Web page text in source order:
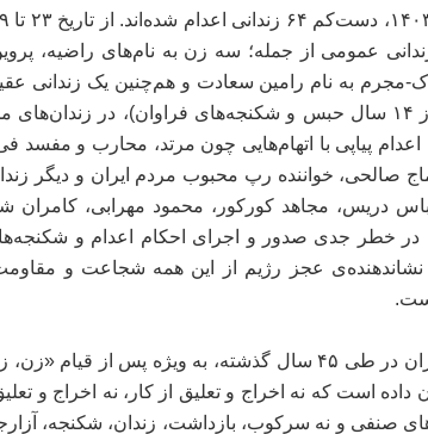
نیز، دست‌کم ۲۰ زندانی عمومی از جمله؛ سه زن به نام‌های
مجرم به نام رامین سعادت و هم‌چنین یک زندانی
نام خسرو بشارت (پس از ۱۴ سال حبس و شکنجه‌های فراوان)، در
پیاپی با اتهام‌هایی چون مرتد، محارب و مفسد
صالحی، خواننده رپ محبوب مردم ایران و دیگر
دریس، مجاهد کورکور، محمود مهرابی، کامران
در خطر جدی صدور و اجرای احکام اعدام‌ و
نشاندهنده‌ی عجز رژیم از این همه شجاعت و
مبارزات مستمر مردم ایران در طی ۴۵ سال گذشته، به ويژه پس از
داده‌ است که نه اخراج و تعلیق از کار، نه اخراج و
صنفی و نه سرکوب، بازداشت، زندان، شکنجه،